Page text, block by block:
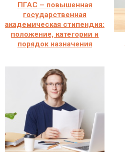
ПГАС – повышенная
государственная
академическая стипендия:
положение, категории и
порядок назначения